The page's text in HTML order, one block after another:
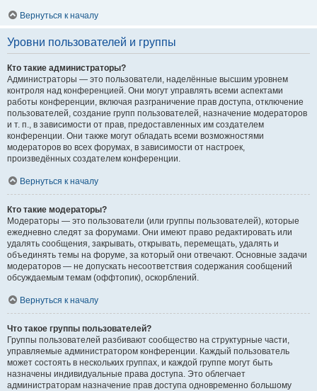
Вернуться к началу
Уровни пользователей и группы
Кто такие администраторы?
Администраторы — это пользователи, наделённые высшим уровнем
контроля над конференцией. Они могут управлять всеми аспектами
работы конференции, включая разграничение прав доступа, отключение
пользователей, создание групп пользователей, назначение модераторов
и т. п., в зависимости от прав, предоставленных им создателем
конференции. Они также могут обладать всеми возможностями
модераторов во всех форумах, в зависимости от настроек,
произведённых создателем конференции.
Вернуться к началу
Кто такие модераторы?
Модераторы — это пользователи (или группы пользователей), которые
ежедневно следят за форумами. Они имеют право редактировать или
удалять сообщения, закрывать, открывать, перемещать, удалять и
объединять темы на форуме, за который они отвечают. Основные задачи
модераторов — не допускать несоответствия содержания сообщений
обсуждаемым темам (оффтопик), оскорблений.
Вернуться к началу
Что такое группы пользователей?
Группы пользователей разбивают сообщество на структурные части,
управляемые администратором конференции. Каждый пользователь
может состоять в нескольких группах, и каждой группе могут быть
назначены индивидуальные права доступа. Это облегчает
администраторам назначение прав доступа одновременно большому